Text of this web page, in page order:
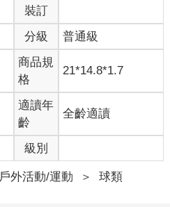
著的是：「我們大概打一場就得
賽的都是強隊，之前學長們去打
樣沒多少勝算。雖然對贏球沒有
有機會吃到麥當勞了。
當勞？ 那是因為當時《好小
到片中顏正國和左孝虎他們三個
心裡就覺得好羨慕，也很好奇那
不要笑我，那時我們的心思就是
代，資訊不發達，我們在部落
裝訂
分級 普通級
商品規
格
21*14.8*1.7
適讀年
齡
全齡適讀
級別
戶外活動/運動 ＞ 球類